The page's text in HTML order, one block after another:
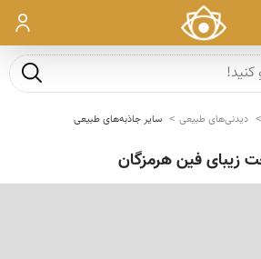
ورود
جست و
دیدنی‌های طبیعی سایر جاذبه‌های طبیعی
زیبای فین هرمزگان